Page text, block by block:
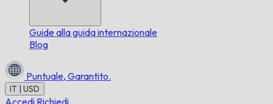
Guide alla guida internazionale
Blog
Puntuale, Garantito.
IT | USD
Accedi Richiedi